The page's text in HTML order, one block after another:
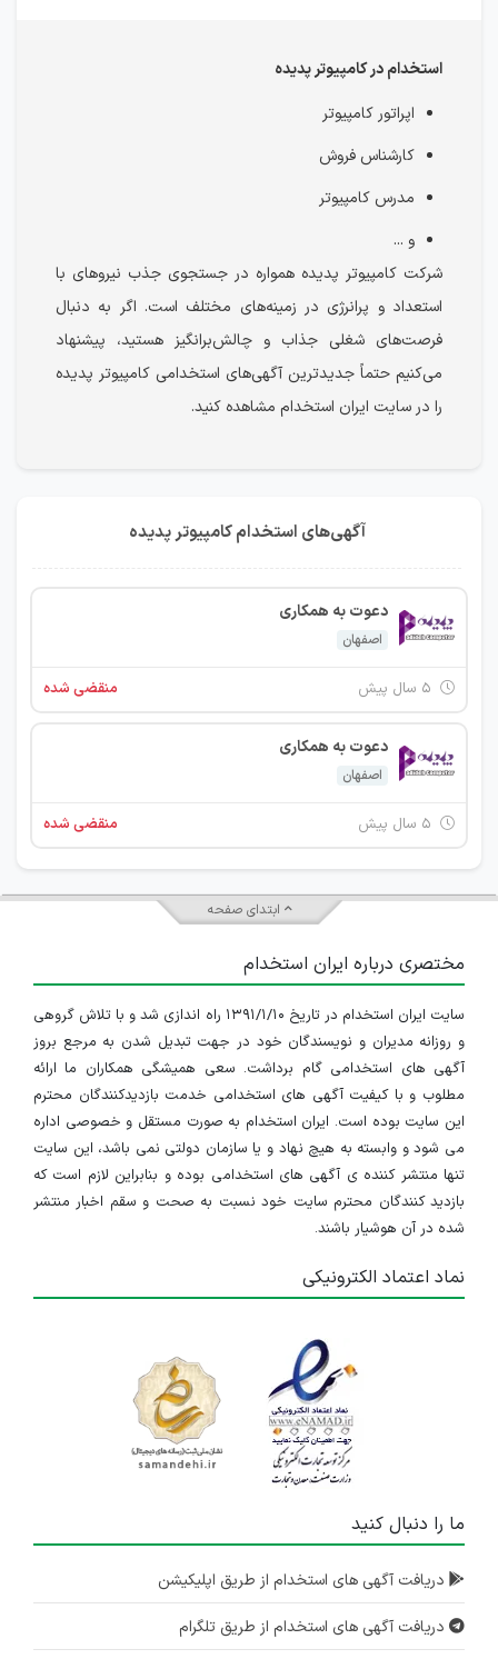
استخدام در کامپیوتر پدیده
اپراتور کامپیوتر
کارشناس فروش
مدرس کامپیوتر
و ...
شرکت کامپیوتر پدیده همواره در جستجوی جذب نیروهای با
استعداد و پرانرژی در زمینه‌های مختلف است. اگر به دنبال
فرصت‌های شغلی جذاب و چالش‌برانگیز هستید، پیشنهاد
می‌کنیم حتماً جدیدترین آگهی‌های استخدامی کامپیوتر پدیده
را در سایت ایران استخدام مشاهده کنید.
آگهی‌های استخدام کامپیوتر پدیده
دعوت به همکاری
اصفهان
منقضی شده
دعوت به همکاری
اصفهان
منقضی شده
ابتدای صفحه
مختصری درباره ایران استخدام
سایت ایران استخدام در تاریخ ۱۳۹۱/۱/۱۰ راه اندازی شد و با تلاش گروهی
و روزانه مدیران و نویسندگان خود در جهت تبدیل شدن به مرجع بروز
آگهی های استخدامی گام برداشت. سعی همیشگی همکاران ما ارائه
مطلوب و با کیفیت آگهی های استخدامی خدمت بازدیدکنندگان محترم
این سایت بوده است. ایران استخدام به صورت مستقل و خصوصی اداره
می شود و وابسته به هیچ نهاد و یا سازمان دولتی نمی باشد، این سایت
تنها منتشر کننده ی آگهی های استخدامی بوده و بنابراین لازم است که
بازدید کنندگان محترم سایت خود نسبت به صحت و سقم اخبار منتشر
شده در آن هوشیار باشند.
نماد اعتماد الکترونیکی
ما را دنبال کنید
دریافت آگهی های استخدام از طریق اپلیکیشن
دریافت آگهی های استخدام از طریق تلگرام